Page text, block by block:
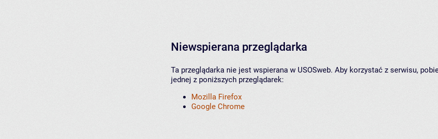
Niewspierana przeglądarka
Ta przeglądarka nie jest wspierana w USOSweb. Aby korzystać z serwisu,
jednej z poniższych przeglądarek:
Mozilla Firefox
Google Chrome